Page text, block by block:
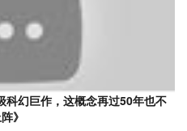
科幻巨作，这概念再过50年也不
》